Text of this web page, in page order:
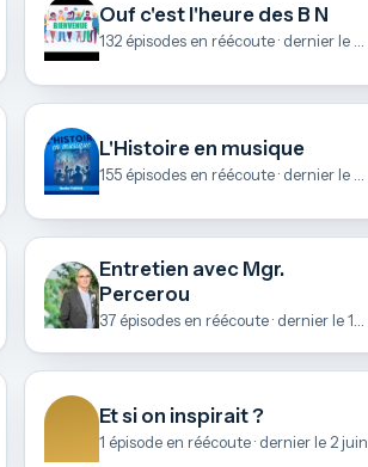
Ouf c'est l'heure des B N
L'Histoire en musique
Entretien avec Mgr.
Percerou
37 épisodes en réécoute · dernier le 19 juin
Et si on inspirait ?
1 épisode en réécoute · dernier le 2 juin